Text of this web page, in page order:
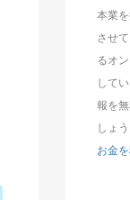
本業
させ
るオ
して
報を
しょう
お金